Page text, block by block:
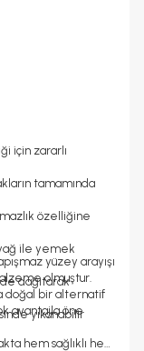
için zararlı
tamamında
özelliğine
ile yemek
dağıtarak
yıkanabilir
yüzey arayışı
olmuştur.
doğal bir alternatif
avantajla öne
hem sağlıklı hem